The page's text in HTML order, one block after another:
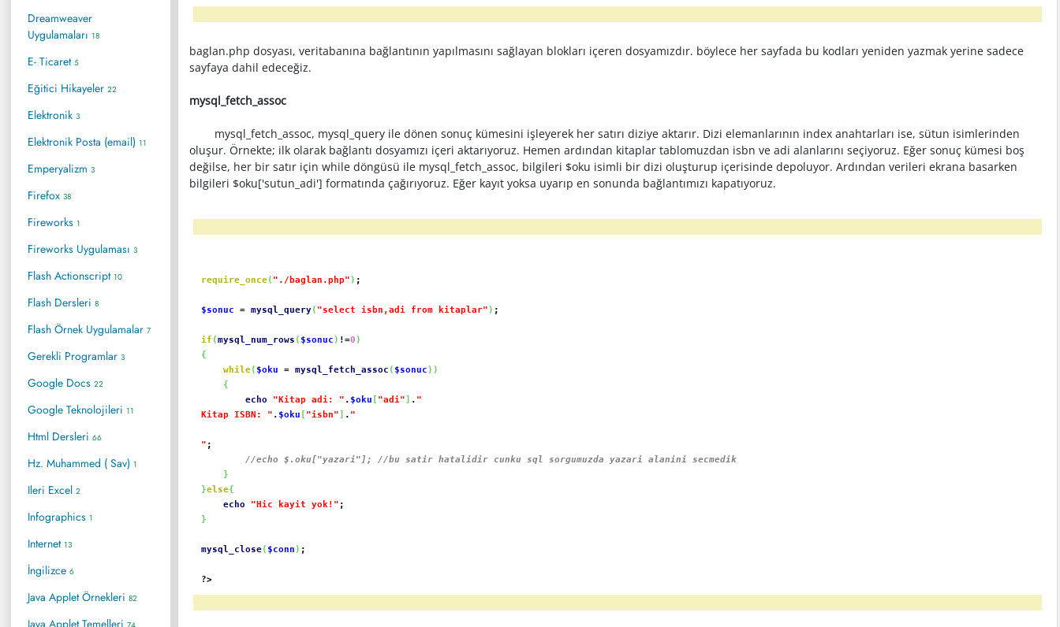
Dreamweaver
Uygulamaları 18
E- Ticaret 5
Eğitici Hikayeler 22
Elektronik 3
Elektronik Posta (email) 11
Emperyalizm 3
Firefox 38
Fireworks 1
Fireworks Uygulaması 3
Flash Actionscript 10
Flash Dersleri 8
Flash Örnek Uygulamalar 7
Gerekli Programlar 3
Google Docs 22
Google Teknolojileri 11
Html Dersleri 66
Hz. Muhammed ( Sav) 1
Ileri Excel 2
Infographics 1
Internet 13
İngilizce 6
Java Applet Örnekleri 82
Java Applet Temelleri 74
baglan.php dosyası, veritabanına bağlantının yapılmasını sağlayan blokları içeren dosyamızdır. böylece her sayfada bu kodları yeniden yazmak yerine sadece
sayfaya dahil edeceğiz.
mysql_fetch_assoc
mysql_fetch_assoc, mysql_query ile dönen sonuç kümesini işleyerek her satırı diziye aktarır. Dizi elemanlarının index anahtarları ise, sütun isimlerinden
oluşur. Örnekte; ilk olarak bağlantı dosyamızı içeri aktarıyoruz. Hemen ardından kitaplar tablomuzdan isbn ve adi alanlarını seçiyoruz. Eğer sonuç kümesi boş
değilse, her bir satır için while döngüsü ile mysql_fetch_assoc, bilgileri $oku isimli bir dizi oluşturup içerisinde depoluyor. Ardından verileri ekrana basarken
bilgileri $oku['sutun_adi'] formatında çağırıyoruz. Eğer kayıt yoksa uyarıp en sonunda bağlantımızı kapatıyoruz.
require_once( "./baglan.php" ) ;
$sonuc =mysql_query( "select isbn,adi from kitaplar" ) ;
if (mysql_num_rows ( $sonuc ) !=0 )
{
while( $oku =mysql_fetch_assoc ( $sonuc ) )
{
echo
"Kitap adi: " . $oku "adi" . "
Kitap ISBN: " . $oku "isbn" . "
" ;
//echo $.oku["yazari"]; //bu satir hatalidir cunku sql sorgumuzda yazari alanini secmedik
}
}else{
echo
"Hic kayit yok!" ;
}
mysql_close( $conn ) ;
?>